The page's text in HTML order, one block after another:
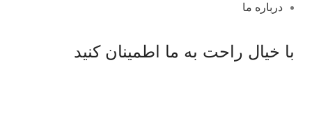
درباره ما
با خیال راحت به ما اطمینان کنید